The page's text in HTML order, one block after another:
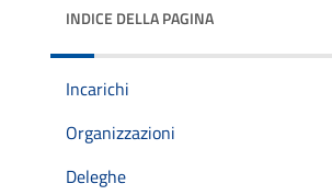
INDICE DELLA PAGINA
Incarichi
Organizzazioni
Deleghe